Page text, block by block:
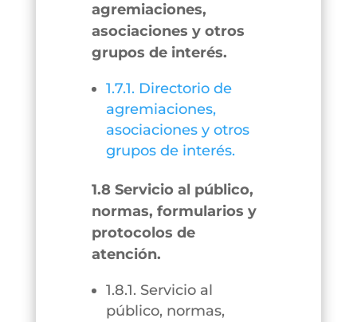
agremiaciones,
asociaciones y otros
grupos de interés.
1.7.1. Directorio de
agremiaciones,
asociaciones y otros
grupos de interés.
1.8 Servicio al público,
normas, formularios y
protocolos de
atención.
1.8.1. Servicio al
público, normas,